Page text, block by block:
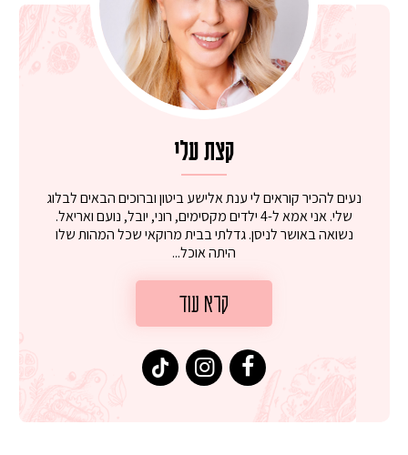
קצת עלי
נעים להכיר קוראים לי ענת אלישע ביטון וברוכים הבאים לבלוג
שלי. אני אמא ל-4 ילדים מקסימים, רוני, יובל, נועם ואריאל.
נשואה באושר לניסן. גדלתי בבית מרוקאי שכל המהות שלו
היתה אוכל...
קרא עוד